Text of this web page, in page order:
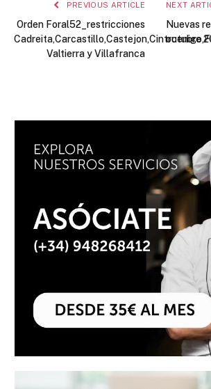
PREVIOUS ARTICLE
Orden Foral52_restricciones
Valtierra y Villafranca
NEXT
Nuevas
octubre